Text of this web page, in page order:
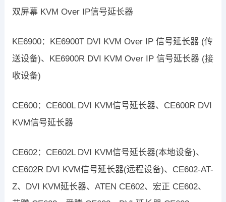
双屏幕 KVM Over IP信号延长器
KE6900：KE6900T DVI KVM Over IP 信号延长器 (传
送设备)、KE6900R DVI KVM Over IP 信号延长器 (接
收设备)
CE600：CE600L DVI KVM信号延长器、CE600R DVI
KVM信号延长器
CE602：CE602L DVI KVM信号延长器(本地设备)、
CE602R DVI KVM信号延长器(远程设备)、CE602-AT-
Z、DVI KVM延长器、ATEN CE602、宏正 CE602、